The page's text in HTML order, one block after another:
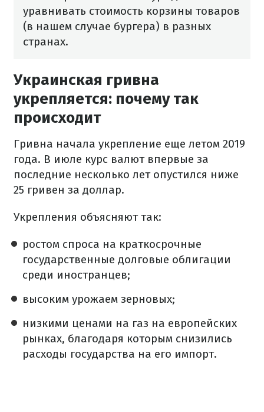
уравнивать стоимость корзины товаров
(в нашем случае бургера) в разных
странах.
Украинская гривна
укрепляется: почему так
происходит
Гривна начала укрепление еще летом 2019
года. В июле курс валют впервые за
последние несколько лет опустился ниже
25 гривен за доллар.
Укрепления объясняют так:
ростом спроса на краткосрочные
государственные долговые облигации
среди иностранцев;
высоким урожаем зерновых;
низкими ценами на газ на европейских
рынках, благодаря которым снизились
расходы государства на его импорт.